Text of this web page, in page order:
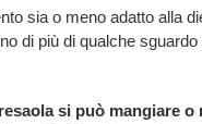
sia o meno adatto alla
di più di qualche
si può mangiare o